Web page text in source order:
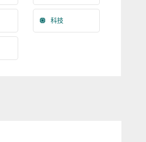
科技